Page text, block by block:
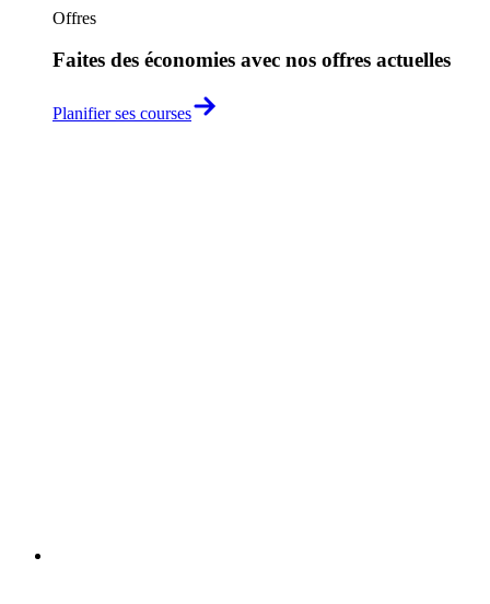
Offres
Faites des économies avec nos offres actuelles
Planifier ses courses